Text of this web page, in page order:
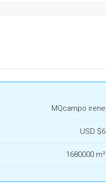
MQcampo irene
USD $6
1680000 m²